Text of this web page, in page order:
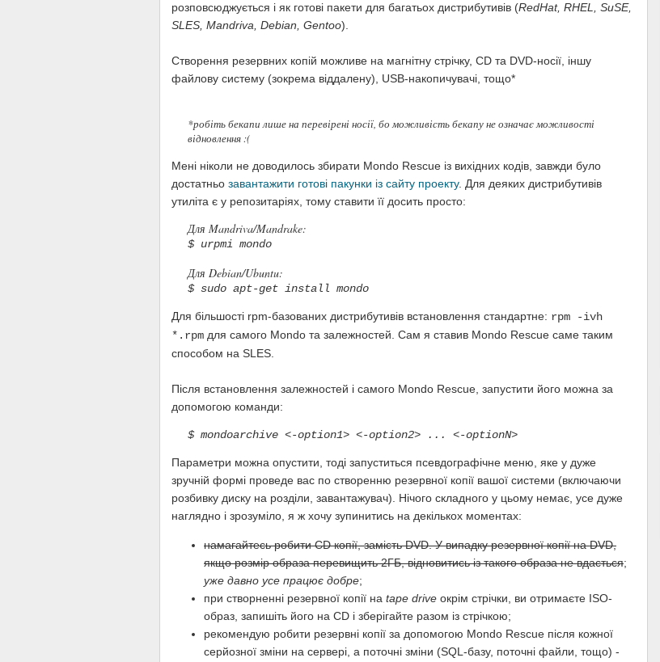
розповсюджується і як готові пакети для багатьох дистрибутивів (RedHat, RHEL, SuSE,
SLES, Mandriva, Debian, Gentoo).
Створення резервних копій можливе на магнітну стрічку, CD та DVD-носії, іншу
файлову систему (зокрема віддалену), USB-накопичувачі, тощо*
*робіть бекапи лише на перевірені носії, бо можливість бекапу не означає можливості
відновлення :(
Мені ніколи не доводилось збирати Mondo Rescue із вихідних кодів, завжди було
достатньо завантажити готові пакунки із сайту проекту. Для деяких дистрибутивів
утиліта є у репозитаріях, тому ставити її досить просто:
Для Mandriva/Mandrake:
$ urpmi mondo
Для Debian/Ubuntu:
$ sudo apt-get install mondo
Для більшості rpm-базованих дистрибутивів встановлення стандартне: rpm -ivh
*.rpm для самого Mondo та залежностей. Сам я ставив Mondo Rescue саме таким
способом на SLES.
Після встановлення залежностей і самого Mondo Rescue, запустити його можна за
допомогою команди:
$ mondoarchive <-option1> <-option2> ... <-optionN>
Параметри можна опустити, тоді запуститься псевдографічне меню, яке у дуже
зручній формі проведе вас по створенню резервної копії вашої системи (включаючи
розбивку диску на розділи, завантажувач). Нічого складного у цьому немає, усе дуже
наглядно і зрозуміло, я ж хочу зупинитись на декількох моментах:
намагайтесь робити CD копії, замість DVD. У випадку резервної копії на DVD,
якщо розмір образа перевищить 2ГБ, відновитись із такого образа не вдасться;
уже давно усе працює добре;
при створненні резервної копії на tape drive окрім стрічки, ви отримаєте ISO-
образ, запишіть його на CD і зберігайте разом із стрічкою;
рекомендую робити резервні копії за допомогою Mondo Rescue після кожної
серйозної зміни на сервері, а поточні зміни (SQL-базу, поточні файли, тощо) -